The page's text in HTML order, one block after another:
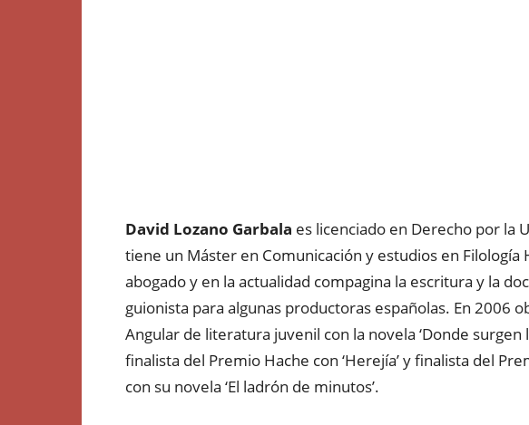
David Lozano Garbala es licenciado en Derecho por la
tiene un Máster en Comunicación y estudios en Filología
abogado y en la actualidad compagina la escritura y la
guionista para algunas productoras españolas. En 2006
Angular de literatura juvenil con la novela ‘Donde surgen
finalista del Premio Hache con ‘Herejía’ y finalista del
con su novela ‘El ladrón de minutos’.